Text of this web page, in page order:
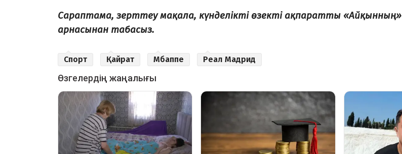
Сараптама, зерттеу мақала, күнделікті өзекті ақпаратты «Айқынның»
арнасынан табасыз.
Спорт Қайрат Мбаппе Реал Мадрид